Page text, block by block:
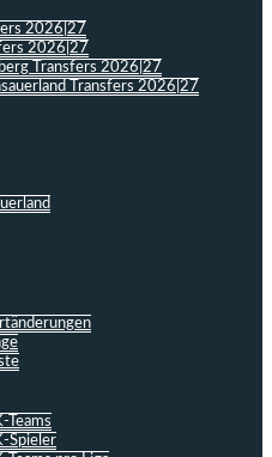
2026|27
2026|27
Transfers 2026|27
Transfers 2026|27
Teams
Spieler